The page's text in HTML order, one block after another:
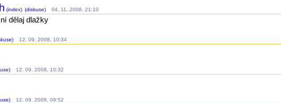
(index) (diskuse) 04. 11. 2008, 21:10
dělaj dlažky
12. 09. 2008, 10:34
12. 09. 2008, 10:32
12. 09. 2008, 09:52